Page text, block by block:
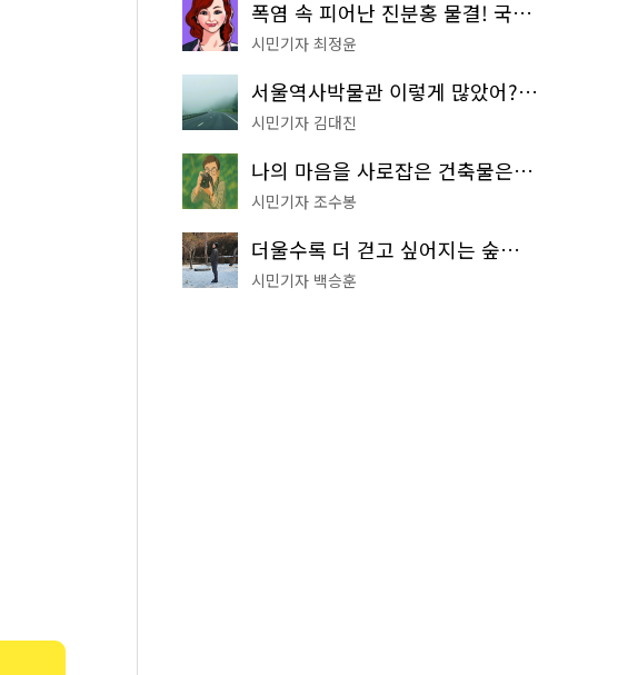
폭염 속 피어난 진분홍 물결! 국립중앙박물관 배롱나무 명소
시민기자 최정윤
서울역사박물관 이렇게 많았어? 주말마다 한 곳씩 떠나는 역사 산책
시민기자 김대진
나의 마음을 사로잡은 건축물은? '서울시 건축상' 수상작 공개!
시민기자 조수봉
더울수록 더 걷고 싶어지는 숲길! 서울둘레길 '아차산 코스'
시민기자 백승훈